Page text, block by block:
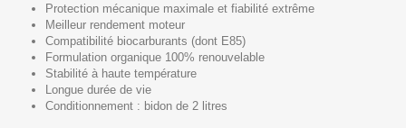
Protection mécanique maximale et fiabilité extrême
Meilleur rendement moteur
Compatibilité biocarburants (dont E85)
Formulation organique 100% renouvelable
Stabilité à haute température
Longue durée de vie
Conditionnement : bidon de 2 litres